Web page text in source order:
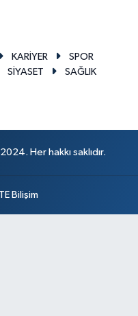
KARİYER
SPOR
SİYASET
SAĞLIK
Her hakkı saklıdır.
TE Bilişim